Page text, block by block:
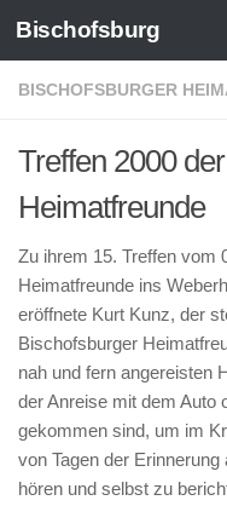
Zum Inhalt springen
Bischofsburg
BISCHOFSBURGER
Treffen 2000
Heimatfreunde
Zu ihrem 15. Treffen vom
Heimatfreunde ins
eröffnete Kurt Kunz, der
Bischofsburger
nah und fern angereisten
der Anreise mit dem Auto
gekommen sind, um im
von Tagen der
hören und selbst zu